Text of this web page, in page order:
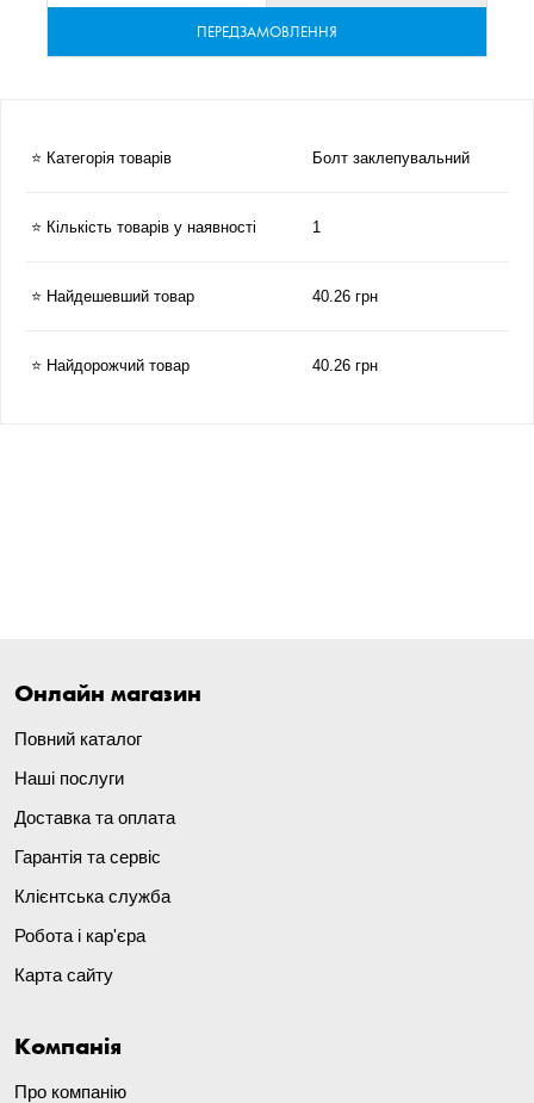
ПЕРЕДЗАМОВЛЕННЯ
⭐ Категорія товарів Болт заклепувальний
⭐ Кількість товарів у наявності 1
⭐ Найдешевший товар 40.26 грн
⭐ Найдорожчий товар 40.26 грн
Онлайн магазин
Повний каталог
Наші послуги
Доставка та оплата
Гарантія та сервіс
Клієнтська служба
Робота і кар'єра
Карта сайту
Компанія
Про компанію